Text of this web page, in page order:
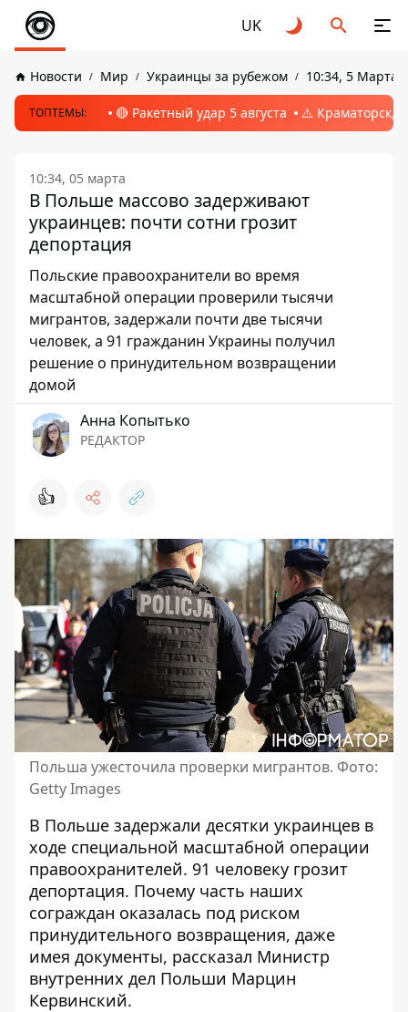
UK
Новости Мир Украинцы за рубежом 10:34, 5 Марта
ТОПТЕМЫ: 🔴 Ракетный удар 5 августа ⚠️ Краматорск,
10:34, 05 марта
В Польше массово задерживают
украинцев: почти сотни грозит
депортация
Польские правоохранители во время
масштабной операции проверили тысячи
мигрантов, задержали почти две тысячи
человек, а 91 гражданин Украины получил
решение о принудительном возвращении
домой
Анна Копытько
РЕДАКТОР
👍
Польша ужесточила проверки мигрантов. Фото:
Getty Images
В Польше задержали десятки украинцев в
ходе специальной масштабной операции
правоохранителей. 91 человеку грозит
депортация. Почему часть наших
сограждан оказалась под риском
принудительного возвращения, даже
имея документы, рассказал Министр
внутренних дел Польши Марцин
Кервинский.